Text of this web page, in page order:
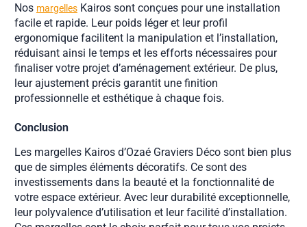
Nos margellesKairos sont conçues pour une installation
facile et rapide. Leur poids léger et leur profil
ergonomique facilitent la manipulation et l’installation,
réduisant ainsi le temps et les efforts nécessaires pour
finaliser votre projet d’aménagement extérieur. De plus,
leur ajustement précis garantit une finition
professionnelle et esthétique à chaque fois.
Conclusion
Les margelles Kairos d’Ozaé Graviers Déco sont bien plus
que de simples éléments décoratifs. Ce sont des
investissements dans la beauté et la fonctionnalité de
votre espace extérieur. Avec leur durabilité exceptionnelle,
leur polyvalence d’utilisation et leur facilité d’installation.